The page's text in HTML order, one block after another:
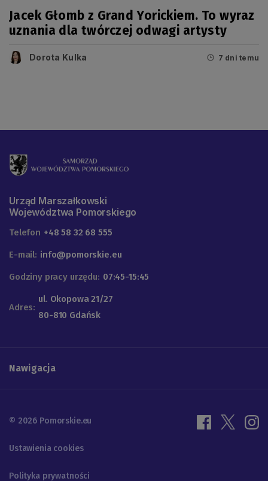
Jacek Głomb z Grand Yorickiem. To wyraz
uznania dla twórczej odwagi artysty
Dorota Kulka 7 dni temu
Urząd Marszałkowski
Województwa Pomorskiego
Telefon +48 58 32 68 555
E-mail: info@pomorskie.eu
Godziny pracy urzędu: 07:45-15:45
Adres:
ul. Okopowa 21/27
80-810 Gdańsk
Nawigacja
© 2026 Pomorskie.eu
Ustawienia cookies
Polityka prywatności